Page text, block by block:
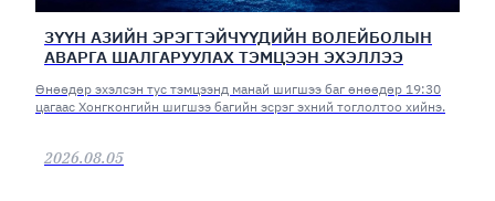
ЗҮҮН АЗИЙН ЭРЭГТЭЙЧҮҮДИЙН ВОЛЕЙБОЛЫН
АВАРГА ШАЛГАРУУЛАХ ТЭМЦЭЭН ЭХЭЛЛЭЭ
Өнөөдөр эхэлсэн тус тэмцээнд манай шигшээ баг өнөөдөр 19:30
цагаас Хонгконгийн шигшээ багийн эсрэг эхний тоглолтоо хийнэ.
2026.08.05